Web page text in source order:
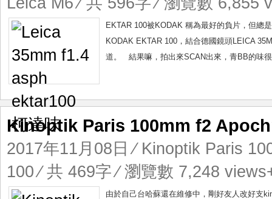
EKTAR 100被KODAK 稱為最好的負片，但總
KODAK EKTAR 100，結合德國鏡頭LEICA
道。 結果嘛，拍出來SCAN出來，青BB的味
Kinoptik Paris 100mm f2
2017年11月08日 ⁄ Kinoptik Paris
100⁄ 共 469字 ⁄ 瀏覽數 7,248
由於自己台哈蘇還在維修中，剛好友人改好支